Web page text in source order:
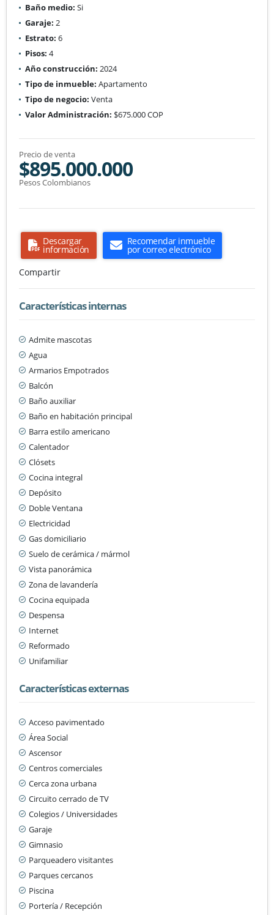
Baño medio: Si
Garaje: 2
Estrato: 6
Pisos: 4
Año construcción: 2024
Tipo de inmueble: Apartamento
Tipo de negocio: Venta
Valor Administración: $675.000 COP
Precio de venta
$895.000.000
Pesos Colombianos
Descargar
información
Recomendar inmueble
por correo electrónico
Compartir
Características internas
Admite mascotas
Agua
Armarios Empotrados
Balcón
Baño auxiliar
Baño en habitación principal
Barra estilo americano
Calentador
Clósets
Cocina integral
Depósito
Doble Ventana
Electricidad
Gas domiciliario
Suelo de cerámica / mármol
Vista panorámica
Zona de lavandería
Cocina equipada
Despensa
Internet
Reformado
Unifamiliar
Características externas
Acceso pavimentado
Área Social
Ascensor
Centros comerciales
Cerca zona urbana
Circuito cerrado de TV
Colegios / Universidades
Garaje
Gimnasio
Parqueadero visitantes
Parques cercanos
Piscina
Portería / Recepción